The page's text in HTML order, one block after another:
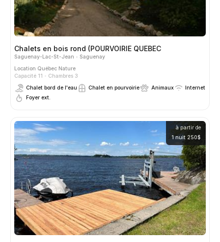
Chalets en bois rond (POURVOIRIE QUEBEC
Saguenay-Lac-St-Jean
Saguenay
Location Québec Nature
Capacité 11
Chambres 3
Chalet bord de l'eau
Chalet en pourvoirie Animaux
Internet
Foyer ext.
à partir de
1 nuit 250$